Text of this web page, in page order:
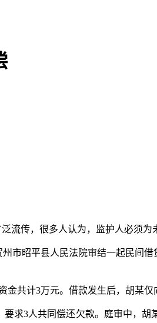
传，很多人认为，监护人必须为
昭平县人民法院审结一起民间
共计3万元。借款发生后，胡某仅
3人共同偿还欠款。庭审中，胡